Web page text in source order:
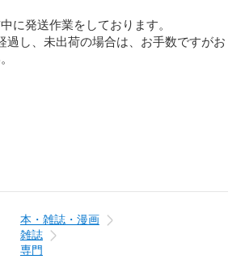
に発送作業をしております。
過し、未出荷の場合は、お手数ですがお
本・雑誌・漫画
雑誌
専門